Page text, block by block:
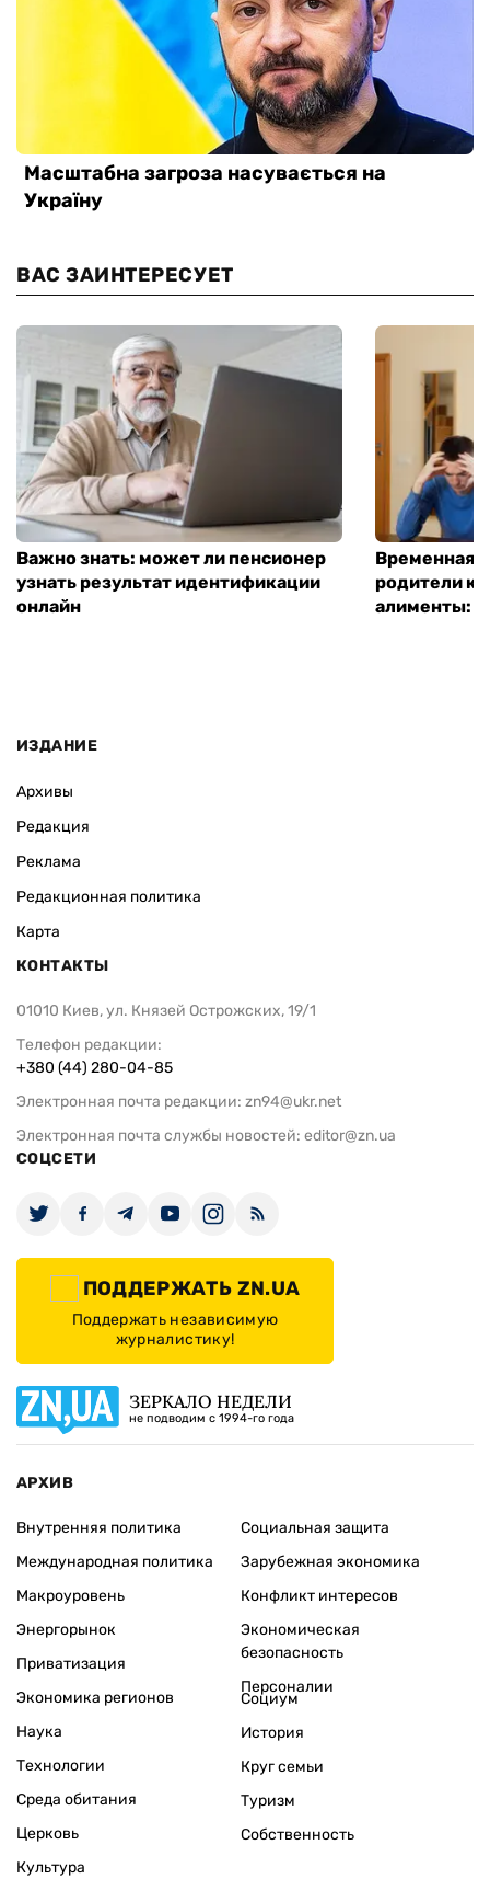
ВАС ЗАИНТЕРЕСУЕТ
Важно знать: может ли пенсионер
узнать результат идентификации
онлайн
Временная
родители
алименты:
ИЗДАНИЕ
Архивы
Редакция
Реклама
Редакционная политика
Карта
КОНТАКТЫ
01010 Киев, ул. Князей Острожских, 19/1
Телефон редакции:
+380 (44) 280-04-85
Электронная почта редакции: zn94@ukr.net
Электронная почта службы новостей: editor@zn.ua
СОЦСЕТИ
ПОДДЕРЖАТЬ ZN.UA
Поддержать независимую
журналистику!
ЗЕРКАЛО НЕДЕЛИ
не подводим с 1994-го года
АРХИВ
Внутренняя политика
Международная политика
Макроуровень
Энергорынок
Приватизация
Экономика регионов
Социальная защита
Зарубежная экономика
Конфликт интересов
Экономическая
безопасность
Персоналии
Наука
Технологии
Среда обитания
Церковь
Культура
Социум
История
Круг семьи
Туризм
Собственность